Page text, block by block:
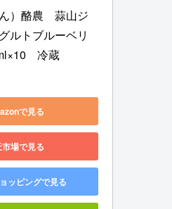
）酪農　蒜山ジ
ルトブルーベリ
　冷蔵
で見る
場で見る
ッピングで見る